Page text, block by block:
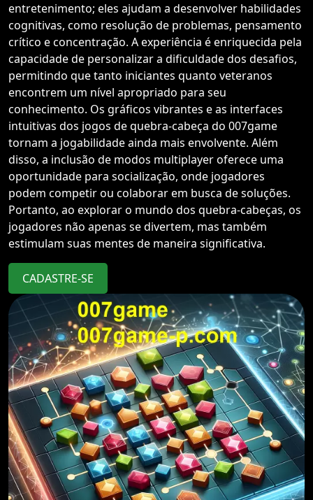
entretenimento; eles ajudam a desenvolver habilidades
cognitivas, como resolução de problemas, pensamento
crítico e concentração. A experiência é enriquecida pela
capacidade de personalizar a dificuldade dos desafios,
permitindo que tanto iniciantes quanto veteranos
encontrem um nível apropriado para seu
conhecimento. Os gráficos vibrantes e as interfaces
intuitivas dos jogos de quebra-cabeça do 007game
tornam a jogabilidade ainda mais envolvente. Além
disso, a inclusão de modos multiplayer oferece uma
oportunidade para socialização, onde jogadores
podem competir ou colaborar em busca de soluções.
Portanto, ao explorar o mundo dos quebra-cabeças, os
jogadores não apenas se divertem, mas também
estimulam suas mentes de maneira significativa.
CADASTRE-SE